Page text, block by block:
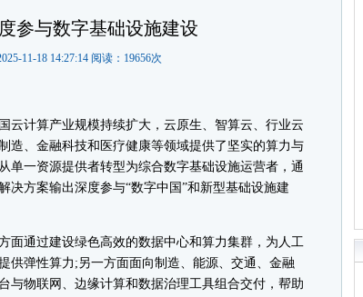
参与数字基础设施建设
11-18 14:27:14 阅读： 19656次
计算产业规模持续扩大，云原生、智算云、行业云
造、金融科技和医疗健康等领域提供了坚实的算力与
单一资源提供者转型为综合数字基础设施运营者，通
决方案输出深度参与“数字中国”和新型基础设施建
通过建设绿色高效的数据中心和算力集群，为人工
供弹性算力;另一方面面向制造、能源、交通、金融
与物联网、边缘计算和数据治理工具组合交付，帮助